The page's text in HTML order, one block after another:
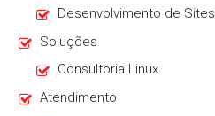
Desenvolvimento de Sites
Soluções
Consultoria Linux
Atendimento